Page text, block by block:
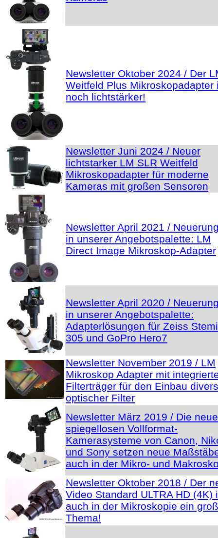
Newsletter Oktober 2024 / Der
Weitfeld Plus Mikroskopadapter
noch lichtstärker!
Newsletter Juni 2024 / Neuer
lichtstarker LM SLR Weitfeld
Mikroskopadapter für moderne
Kameras mit großen Sensoren
Newsletter April 2021 /
in unserer Angebotspalette: LM
Direct Image Mikroskop-Adapter
Newsletter April 2020 /
in unserer Angebotspalette:
Adapterlösungen für Zeiss Stemi
305 und GoPro Hero7
Newsletter November 2019 / LM
Mikroskop Adapter mit
Filterträger für den Einbau
optischer Filter
Newsletter März 2019 / Die
spiegellosen Vollformat-
Kamerasysteme von Canon,
und Sony setzen neue
auch in der Mikro- und
Newsletter Oktober 2018 / Der
Video Standard ULTRA HD (4K)
auch in der Mikroskopie ein
Thema!